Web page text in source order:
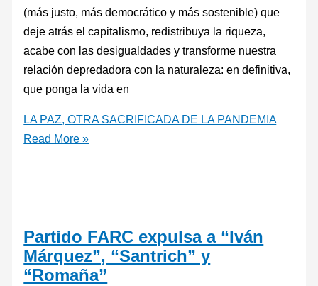
(más justo, más democrático y más sostenible) que
deje atrás el capitalismo, redistribuya la riqueza,
acabe con las desigualdades y transforme nuestra
relación depredadora con la naturaleza: en definitiva,
que ponga la vida en
LA PAZ, OTRA SACRIFICADA DE LA PANDEMIA
Read More »
Partido FARC expulsa a “Iván
Márquez”, “Santrich” y
“Romaña”